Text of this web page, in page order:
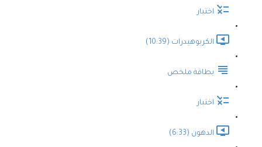
اختبار
الكربوهيدرات (10:39)
بطاقة ملخص
اختبار
الدهون (6:33)